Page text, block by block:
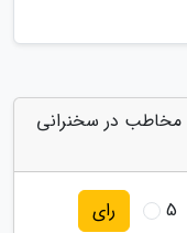
مخاطب در سخنرانی
5 رای